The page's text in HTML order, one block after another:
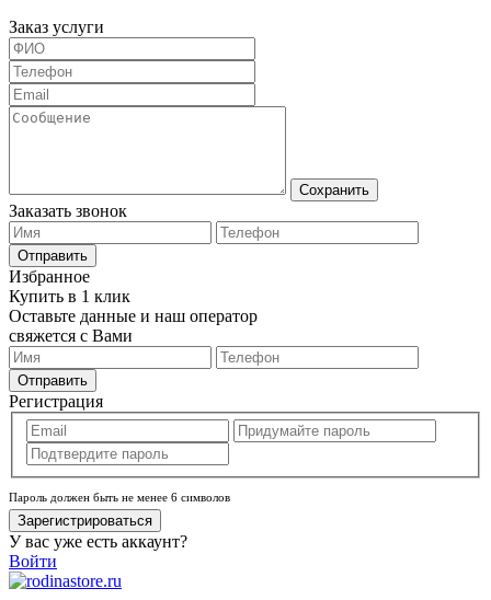
Заказ услуги
Сохранить
Заказать звонок
Отправить
Избранное
Купить в 1 клик
Оставьте данные и наш оператор
свяжется с Вами
Отправить
Регистрация
Пароль должен быть не менее 6 символов
Зарегистрироваться
У вас уже есть аккаунт?
Войти